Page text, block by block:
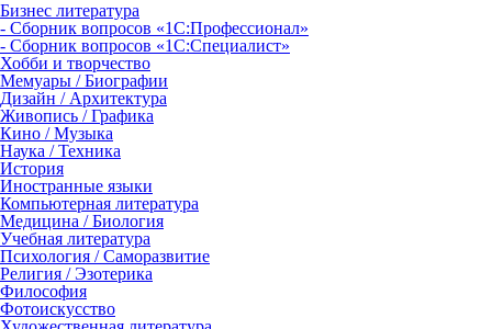
Бизнес литература
- Сборник вопросов «1С:Профессионал»
- Сборник вопросов «1С:Специалист»
Хобби и творчество
Мемуары / Биографии
Дизайн / Архитектура
Живопись / Графика
Кино / Музыка
Наука / Техника
История
Иностранные языки
Компьютерная литература
Медицина / Биология
Учебная литература
Психология / Саморазвитие
Религия / Эзотерика
Философия
Фотоискусство